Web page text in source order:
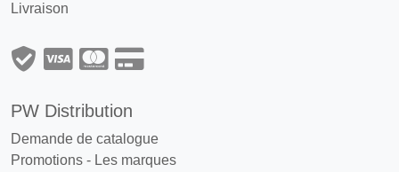
Livraison
PW Distribution
Demande de catalogue
Promotions - Les marques